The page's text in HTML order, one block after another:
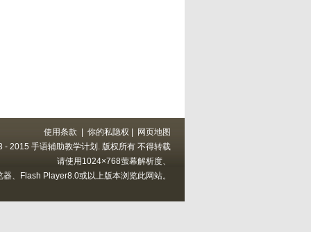
使用条款 你的私隐权
网页地图
2015 手语辅助教学计划. 版权所有 不得转载
请使用1024×768萤幕解析度、
、Flash Player8.0或以上版本浏览此网站。